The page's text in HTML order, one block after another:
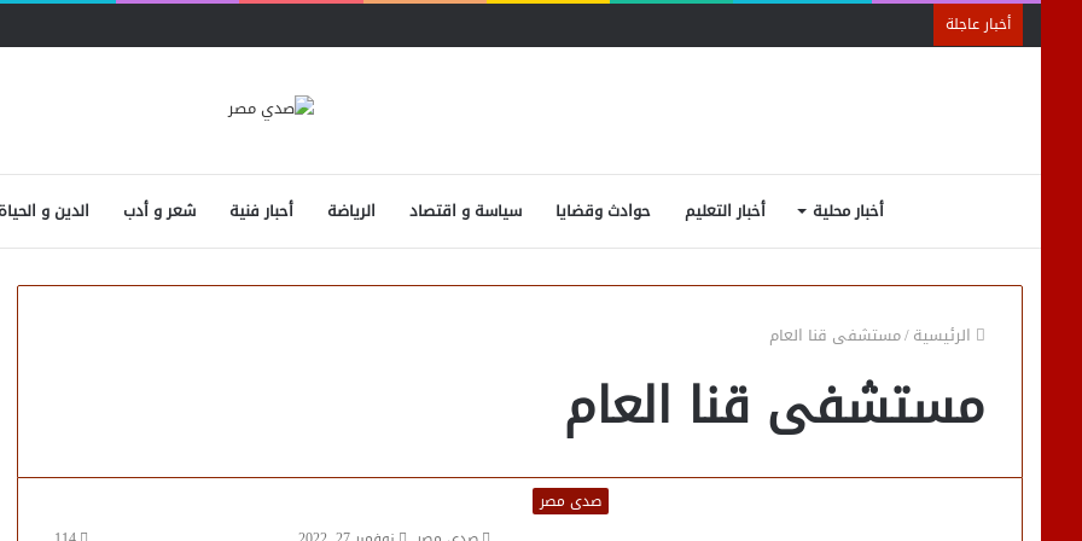
أخبار عاجلة
أخبار محلية أخبار التعليم حوادث وقضايا سياسة و اقتصاد الرياضة أحبار فنية شعر و أدب الدين و الحياة
الرئيسية/مستشفى قنا العام
مستشفى قنا العام
صدى مصر